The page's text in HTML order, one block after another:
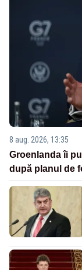
8 aug. 2026, 13:35
Groenlanda îi
după planul de